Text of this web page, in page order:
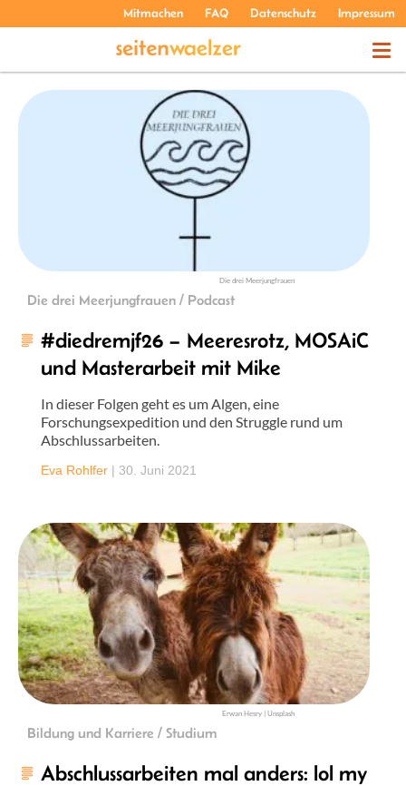
Mitmachen FAQ Datenschutz Impressum
THEMEN
PODCASTS
Die drei Meerjungfrauen
Die drei Meerjungfrauen / Podcast
#diedremjf26 – Meeresrotz, MOSAiC
und Masterarbeit mit Mike
In dieser Folgen geht es um Algen, eine
Forschungsexpedition und den Struggle rund um
Abschlussarbeiten.
Eva Rohlfer | 30. Juni 2021
Erwan Hesry | Unsplash
Bildung und Karriere / Studium
Abschlussarbeiten mal anders: lol my